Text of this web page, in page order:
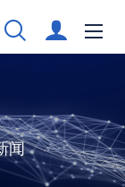
闻